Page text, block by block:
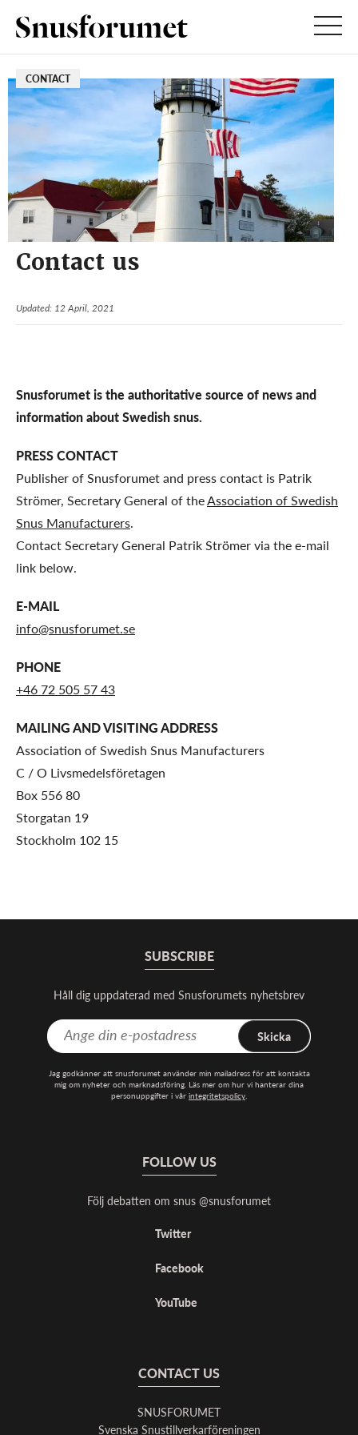
CONTACT
Contact us
Updated: 12 April, 2021
Snusforumet is the authoritative source of news and
information about Swedish snus.
PRESS CONTACT
Publisher of Snusforumet and press contact is Patrik
Strömer, Secretary General of theAssociation of Swedish
Snus Manufacturers.
Contact Secretary General Patrik Strömer via the e-mail
link below.
E-MAIL
info@snusforumet.se
PHONE
+46 72 505 57 43
MAILING AND VISITING ADDRESS
Association of Swedish Snus Manufacturers
C / O Livsmedelsföretagen
Box 556 80
Storgatan 19
Stockholm 102 15
SUBSCRIBE
Håll dig uppdaterad med Snusforumets nyhetsbrev
Skicka
Jag godkänner att snusforumet använder min mailadress för att kontakta
mig om nyheter och marknadsföring. Läs mer om hur vi hanterar dina
personuppgifter i vår integritetspolicy.
FOLLOW US
Följ debatten om snus @snusforumet
Twitter
Facebook
YouTube
CONTACT US
SNUSFORUMET
Svenska Snustillverkarföreningen